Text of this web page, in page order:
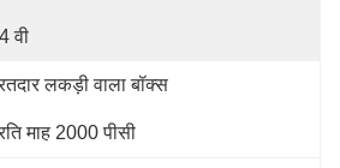
वी
लकड़ी वाला बॉक्स
माह 2000 पीसी